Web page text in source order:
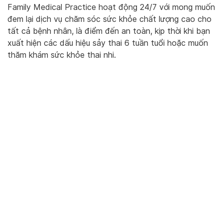
Family Medical Practice hoạt động 24/7 với mong muốn
đem lại dịch vụ chăm sóc sức khỏe chất lượng cao cho
tất cả bệnh nhân, là điểm đến an toàn, kịp thời khi bạn
xuất hiện các dấu hiệu sảy thai 6 tuần tuổi hoặc muốn
thăm khám sức khỏe thai nhi.